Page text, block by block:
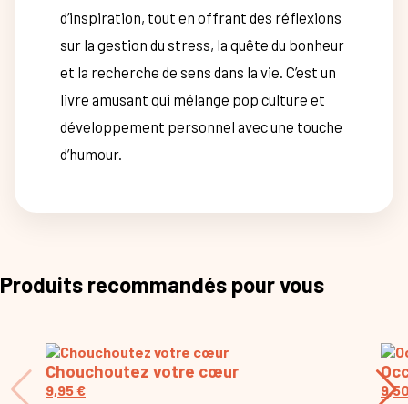
d’inspiration, tout en offrant des réflexions
sur la gestion du stress, la quête du bonheur
et la recherche de sens dans la vie. C’est un
livre amusant qui mélange pop culture et
développement personnel avec une touche
d’humour.
Produits recommandés pour vous
Chouchoutez votre cœur
9,95€